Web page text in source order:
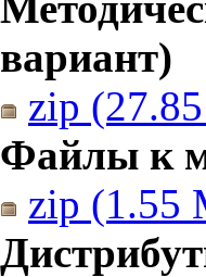
вариант)
zip
Файлы к
zip (1.55